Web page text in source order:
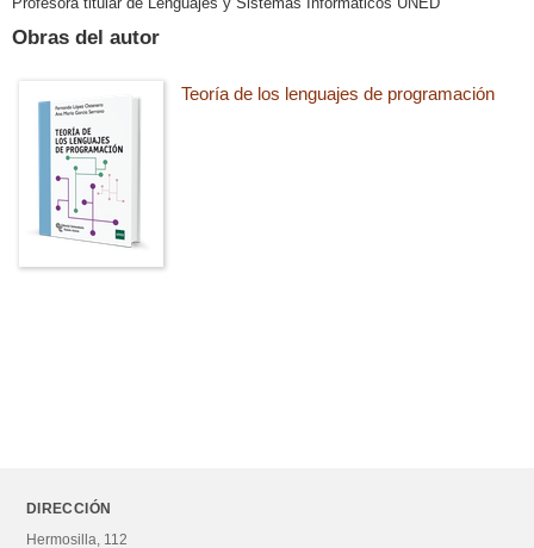
Obras del autor
Teoría de los lenguajes de programación
DIRECCIÓN
Hermosilla, 112